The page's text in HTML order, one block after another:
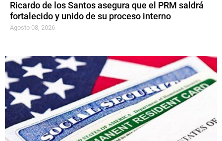
Ricardo de los Santos asegura que el PRM saldrá
fortalecido y unido de su proceso interno
Agosto 08, 2026